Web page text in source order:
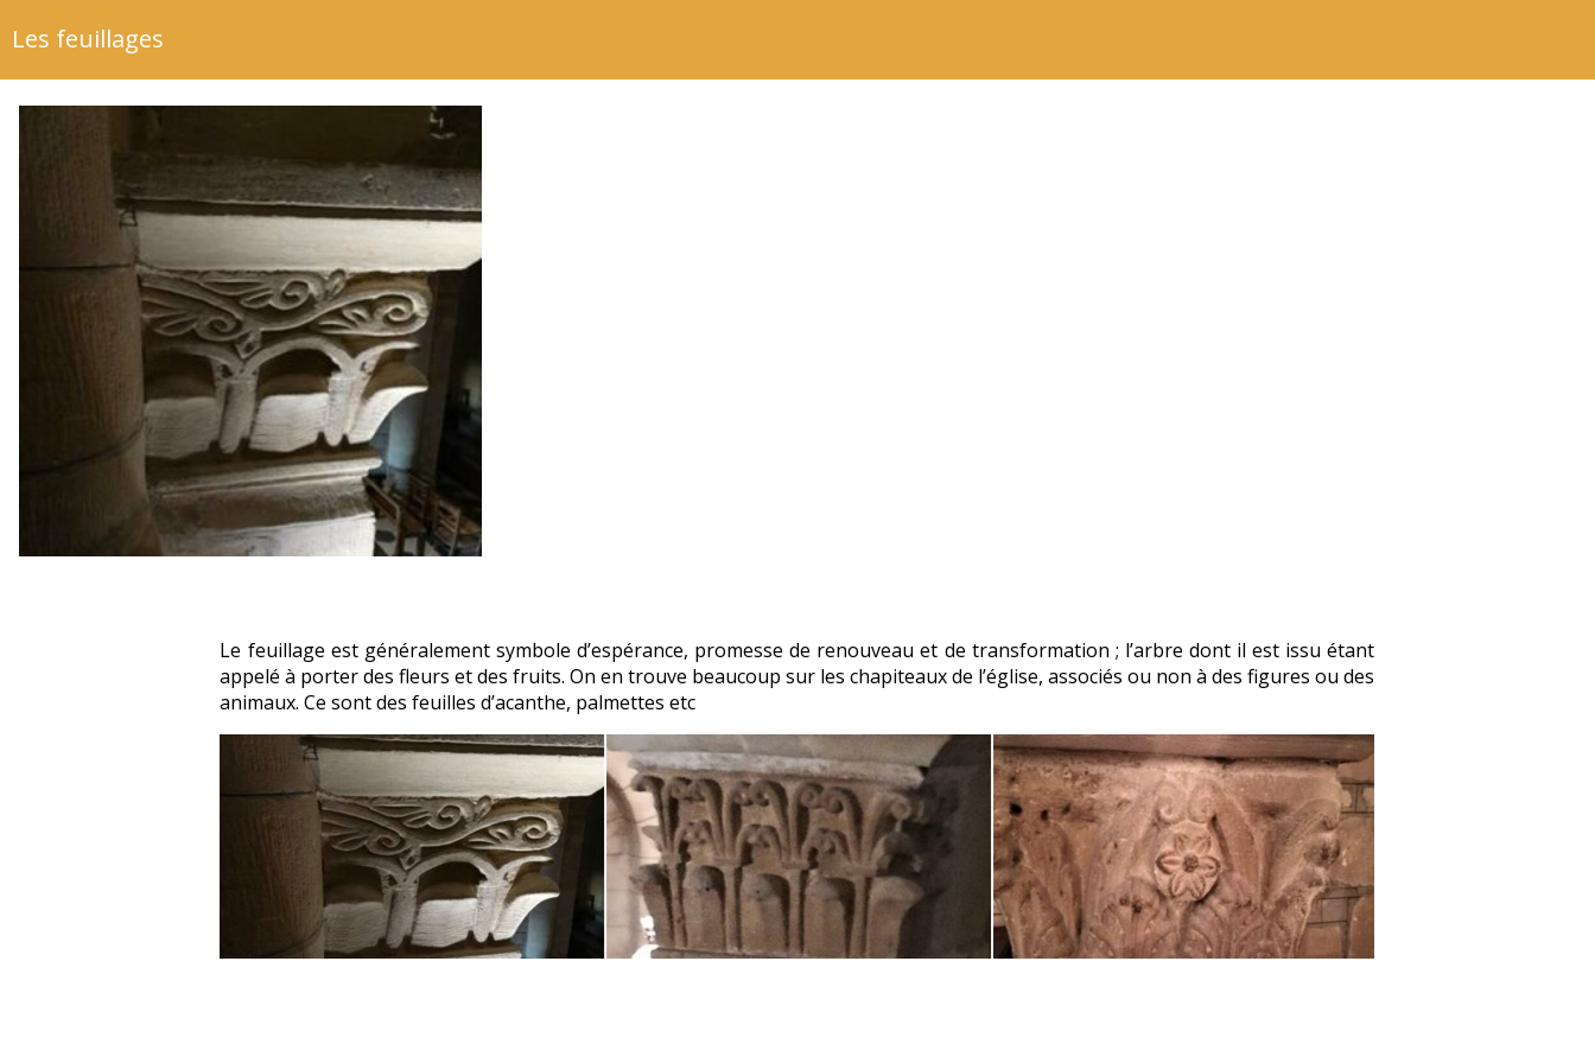
Les feuillages
Le feuillage est généralement symbole d’espérance, promesse de renouveau et de transformation ; l’arbre dont il est issu étant
appelé à porter des fleurs et des fruits. On en trouve beaucoup sur les chapiteaux de l’église, associés ou non à des figures ou des
animaux. Ce sont des feuilles d’acanthe, palmettes etc